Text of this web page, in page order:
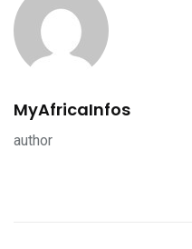
MyAfricaInfos
author